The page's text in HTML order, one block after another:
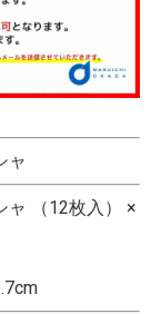
ャ
ャ （12枚入） ×